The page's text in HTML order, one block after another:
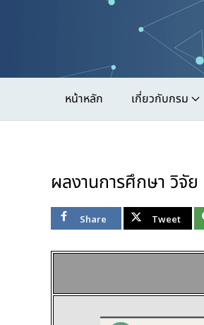
main
หน้าหลัก เกี่ยวกับกรม
ผลงานการศึกษา วิจั
Share Tweet